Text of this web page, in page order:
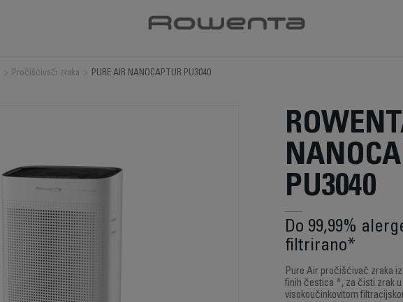
Pročišćivači zraka PURE AIR NANOCAPTUR PU3040
PU3040
Do 99,99%
filtrirano*
Pure Air pročišćivač zraka iz
finih čestica *, za čisti zrak u
visokoučinkovitom